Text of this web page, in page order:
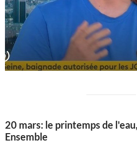
20 mars: le printemps de
Ensemble